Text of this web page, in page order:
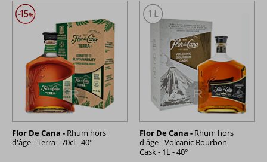
Flor De Cana - Rhum hors
d'âge - Terra - 70cl - 40°
Flor De Cana - Rhum hors
d'âge - Volcanic Bourbon
Cask - 1L - 40°